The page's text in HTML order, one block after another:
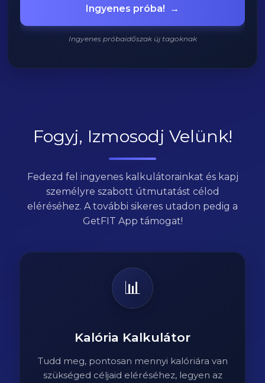
420 kcal
Ingyenes próba! →
Ingyenes próbaidőszak új tagoknak
Fogyj, Izmosodj Velünk!
Fedezd fel ingyenes kalkulátorainkat és kapj
személyre szabott útmutatást célod
eléréséhez. A további sikeres utadon pedig a
GetFIT App támogat!
📊
Kalória Kalkulátor
Tudd meg, pontosan mennyi kalóriára van
szükséged céljaid eléréséhez, legyen az